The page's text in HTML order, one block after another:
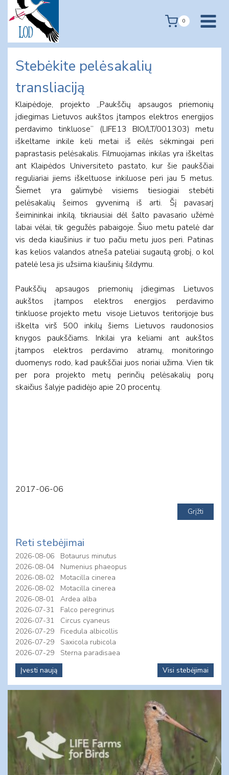
content
0
Stebėkite pelėsakalių
transliaciją
Klaipėdoje, projekto „Paukščių apsaugos priemonių
įdiegimas Lietuvos aukštos įtampos elektros energijos
perdavimo tinkluose“ (LIFE13 BIO/LT/001303) metu
iškeltame inkile keli metai iš eilės sėkmingai peri
paprastasis pelėsakalis. Filmuojamas inkilas yra iškeltas
ant Klaipėdos Universiteto pastato, kur šie paukščiai
reguliariai jiems iškeltuose inkiluose peri jau 5 metus.
Šiemet yra galimybė visiems tiesiogiai stebėti
pelėsakalių šeimos gyvenimą iš arti. Šį pavasarį
šeimininkai inkilą, tikriausiai dėl šalto pavasario užėmė
labai vėlai, tik gegužės pabaigoje. Šiuo metu patelė dar
vis deda kiaušinius ir tuo pačiu metu juos peri. Patinas
kas kelios valandos atneša pateliai sugautą grobį, o kol
patelė lesa jis užsiima kiaušinių šildymu.
Paukščių apsaugos priemonių įdiegimas Lietuvos
aukštos įtampos elektros energijos perdavimo
tinkluose projekto metu visoje Lietuvos teritorijoje bus
iškelta virš 500 inkilų šiems Lietuvos raudonosios
knygos paukščiams. Inkilai yra keliami ant aukštos
įtampos elektros perdavimo atramų, monitoringo
duomenys rodo, kad paukščiai juos noriai užima. Vien tik
per pora projekto metų perinčių pelėsakalių porų
skaičius šalyje padidėjo apie 20 procentų.
2017-06-06
Reti stebėjimai
2026-08-06
Botaurus minutus
2026-08-04
Numenius phaeopus
2026-08-02
Motacilla cinerea
2026-08-02
Motacilla cinerea
2026-08-01
Ardea alba
2026-07-31
Falco peregrinus
2026-07-31
Circus cyaneus
2026-07-29
Ficedula albicollis
2026-07-29
Saxicola rubicola
2026-07-29
Sterna paradisaea
Įvesti naują
Visi stebėjimai